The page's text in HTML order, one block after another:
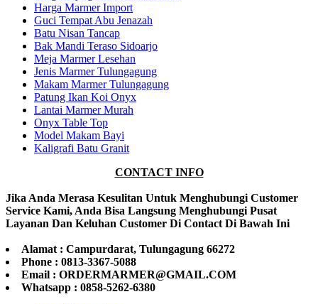
Harga Marmer Import
Guci Tempat Abu Jenazah
Batu Nisan Tancap
Bak Mandi Teraso Sidoarjo
Meja Marmer Lesehan
Jenis Marmer Tulungagung
Makam Marmer Tulungagung
Patung Ikan Koi Onyx
Lantai Marmer Murah
Onyx Table Top
Model Makam Bayi
Kaligrafi Batu Granit
CONTACT INFO
Jika Anda Merasa Kesulitan Untuk Menghubungi Customer
Service Kami, Anda Bisa Langsung Menghubungi Pusat
Layanan Dan Keluhan Customer Di Contact Di Bawah Ini
Alamat : Campurdarat, Tulungagung 66272
Phone : 0813-3367-5088
Email : ORDERMARMER@GMAIL.COM
Whatsapp : 0858-5262-6380